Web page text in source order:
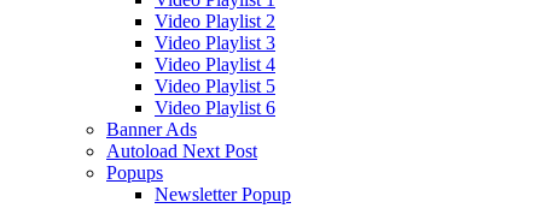
Video Playlist 2
Video Playlist 3
Video Playlist 4
Video Playlist 5
Video Playlist 6
Banner Ads
Autoload Next Post
Popups
Newsletter Popup